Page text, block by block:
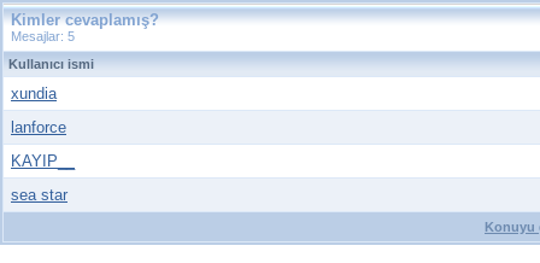
Kimler cevaplamış?
Mesajlar: 5
Kullanıcı ismi
xundia
lanforce
KAYIP__
sea star
Konuyu